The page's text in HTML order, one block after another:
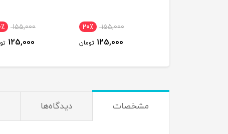
155,000 20٪
125,000 تومان
155,000
مشخصات دیدگاه‌ها